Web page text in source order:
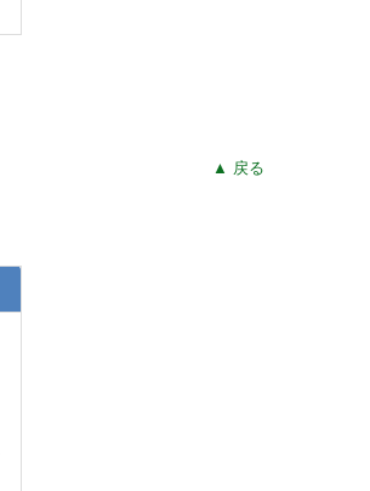
▲ 戻る